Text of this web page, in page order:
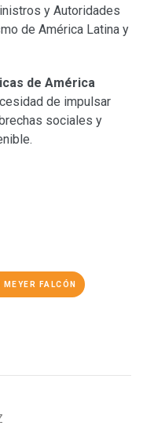
y Autoridades
de América Latina y
de América
de impulsar
sociales y
MEYER FALCÓN